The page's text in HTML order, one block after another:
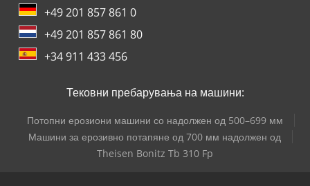
+49 201 857 861 0
+49 201 857 861 80
+34 911 433 456
Тековни пребарувања на машини:
Потопни ерозиони машини со надолжен од 500–699 мм
Машини за ерозивно потапяне од 700 мм надолжен од
Theisen Bonitz Tb 310 Fp